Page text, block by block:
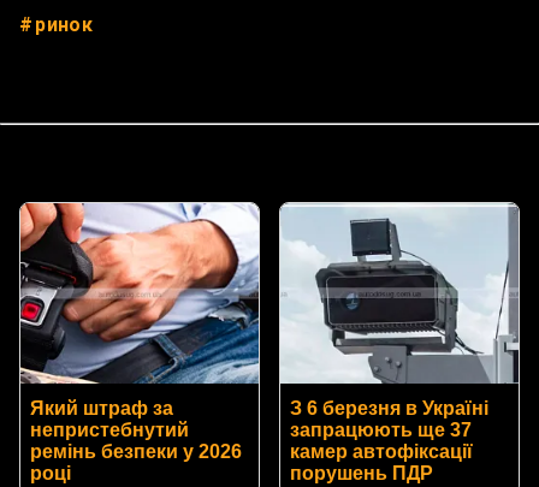
ринок
Який штраф за
непристебнутий
ремінь безпеки у 2026
році
З 6 березня в Україні
запрацюють ще 37
камер автофіксації
порушень ПДР